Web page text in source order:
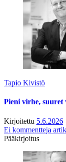
Tapio Kivistö
Pieni virhe, suuret
Kirjoitettu 5.6.2026
Ei kommentteja
Pääkirjoitus